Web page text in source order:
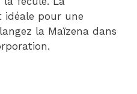
idéale pour une
la Maïzena dans